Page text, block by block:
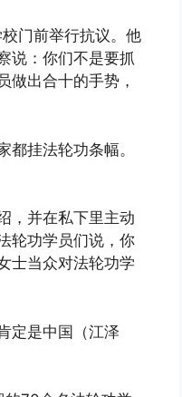
门前举行抗议。他
说：你们不是要抓
做出合十的手势，
挂法轮功条幅。
，并在私下里主动
轮功学员们说，你
士当众对法轮功学
定是中国（江泽